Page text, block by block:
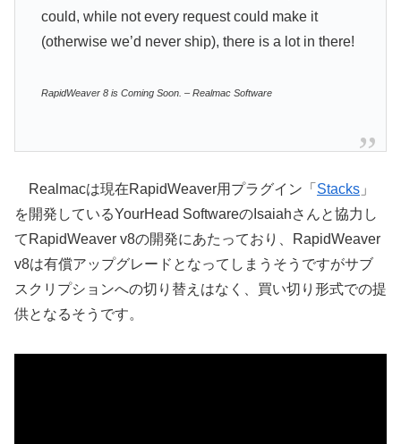
could, while not every request could make it
(otherwise we’d never ship), there is a lot in there!
RapidWeaver 8 is Coming Soon. – Realmac Software
Realmacは現在RapidWeaver用プラグイン「 Stacks 」
を開発しているYourHead SoftwareのIsaiahさんと協力し
てRapidWeaver v8の開発にあたっており、RapidWeaver
v8は有償アップグレードとなってしまうそうですがサブ
スクリプションへの切り替えはなく、買い切り形式での提
供となるそうです。